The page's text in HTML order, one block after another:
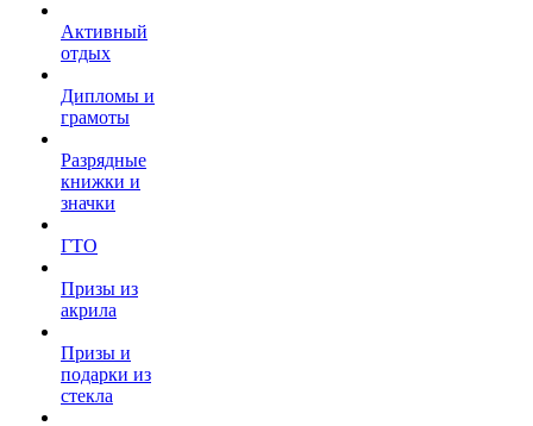
Активный
отдых
Дипломы и
грамоты
Разрядные
книжки и
значки
ГТО
Призы из
акрила
Призы и
подарки из
стекла